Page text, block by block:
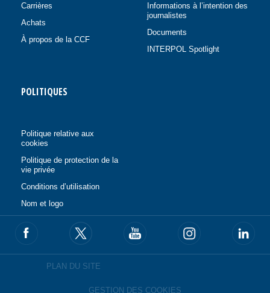
Carrières
Achats
À propos de la CCF
Informations à l’intention des
journalistes
Documents
INTERPOL Spotlight
POLITIQUES
Politique relative aux
cookies
Politique de protection de la
vie privée
Conditions d’utilisation
Nom et logo
PLAN DU SITE
GESTION DES COOKIES